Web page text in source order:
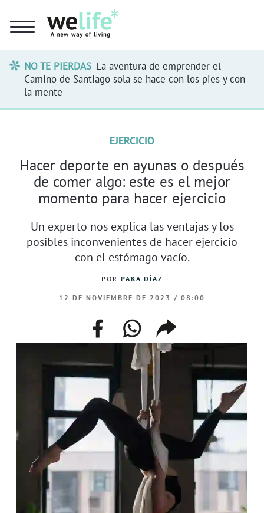
NO TE PIERDAS La aventura de emprender el
Camino de Santiago sola se hace con los pies y con
la mente
EJERCICIO
Hacer deporte en ayunas o después
de comer algo: este es el mejor
momento para hacer ejercicio
Un experto nos explica las ventajas y los
posibles inconvenientes de hacer ejercicio
con el estómago vacío.
POR PAKA DÍAZ
12 DE NOVIEMBRE DE 2023 / 08:00
facebookwhatsappcompartir
enlace